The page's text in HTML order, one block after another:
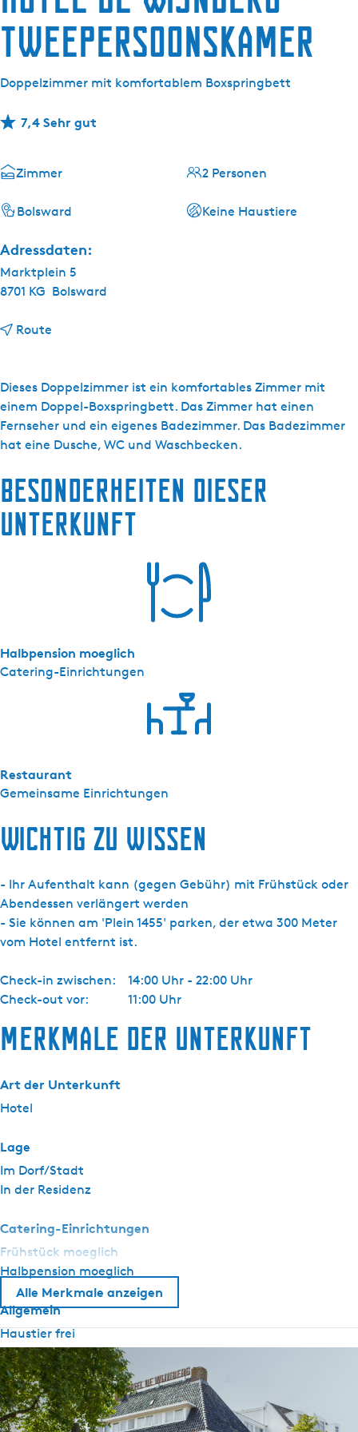
Tweepersoonskamer
Doppelzimmer mit komfortablem Boxspringbett
7,4 Sehr gut
Dieses Doppelzimmer ist ein komfortables Zimmer mit
einem Doppel-Boxspringbett. Das Zimmer hat einen
Fernseher und ein eigenes Badezimmer. Das Badezimmer
hat eine Dusche, WC und Waschbecken.
Besonderheiten dieser
Unterkunft
Catering-Einrichtungen
Halbpension moeglich
Gemeinsame Einrichtungen
Restaurant
Wichtig zu wissen
- Ihr Aufenthalt kann (gegen Gebühr) mit Frühstück oder
Abendessen verlängert werden
- Sie können am 'Plein 1455' parken, der etwa 300 Meter
vom Hotel entfernt ist.
Check-in zwischen:
14:00 Uhr - 22:00 Uhr
Check-out vor:
11:00 Uhr
Zimmer
Bolsward
2 Personen
Keine Haustiere
Adressdaten:
Marktplein 5
8701 KG Bolsward
Route
H
o
t
e
d
e
W
i
g
-
p
e
s
o
n
s
k
a
e
r
Merkmale der Unterkunft
Art der Unterkunft
Hotel
Lage
Im Dorf/Stadt
In der Residenz
Catering-Einrichtungen
Frühstück moeglich
Halbpension moeglich
Allgemein
Haustier frei
Zentralheizung
Nichtraucher
WiFi (privat)
Bettdecken
Alle Merkmale anzeigen